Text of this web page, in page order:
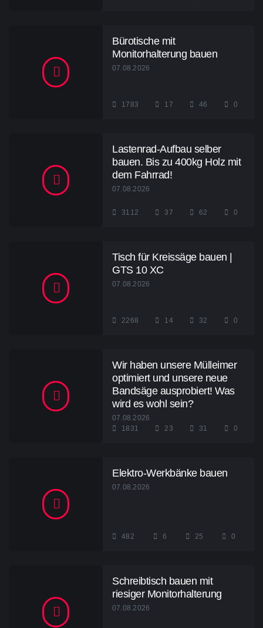
Bürotische mit
Monitorhalterung bauen
07.08.2026
1783 17 46 0
Lastenrad-Aufbau selber
bauen. Bis zu 400kg Holz mit
dem Fahrrad!
07.08.2026
3112 37 62 0
Tisch für Kreissäge bauen |
GTS 10 XC
07.08.2026
2268 14 32 0
Wir haben unsere Mülleimer
optimiert und unsere neue
Bandsäge ausprobiert! Was
wird es wohl sein?
07.08.2026
1831
23 31 0
Elektro-Werkbänke bauen
07.08.2026
482 6 25 0
Schreibtisch bauen mit
riesiger Monitorhalterung
07.08.2026